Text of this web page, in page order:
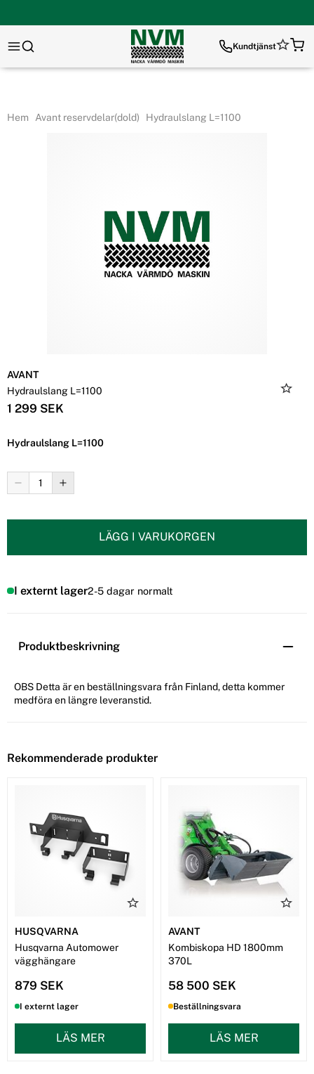
Kundtjänst
Hem Avant reservdelar(dold) Hydraulslang L=1100
AVANT
Hydraulslang L=1100
1 299 SEK
Hydraulslang L=1100
LÄGG I VARUKORGEN
I externt lager2-5 dagar normalt
Produktbeskrivning
OBS Detta är en beställningsvara från Finland, detta kommer
medföra en längre leveranstid.
Rekommenderade produkter
HUSQVARNA
Husqvarna Automower
vägghängare
879 SEK
I externt lager
LÄS MER
AVANT
Kombiskopa HD 1800mm
370L
58 500 SEK
Beställningsvara
LÄS MER